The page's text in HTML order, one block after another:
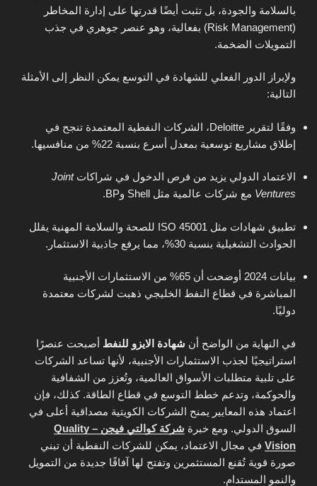
بالسلامة والجودة، بل تثبت أيضًا قدرتها على إدارة المخاطر
(Risk Management) بفعالية، وهو عنصر جوهري في جذب
التمويلات الضخمة.
ولإبراز الدور الفعلي للشهادة في التوسع يمكن النظر إلى الأمثلة
التالية:
وفقًا لتقرير Deloitte، الشركات النفطية المعتمدة تنجح في
إطلاق مشاريع توسعية بمعدل أسرع بنسبة 22% من منافسيها.
الاعتماد الدولي يزيد من فرص الدخول في شراكاتJoint
Ventures مع شركات عالمية مثل Shell وBP.
تطبيق شهادات مثل ISO 45001 للصحة والسلامة المهنية يقلل
الحوادث التشغيلية بنسبة 30%، مما يرفع جاذبية الاستثمار.
بيانات 2024 أوضحت أن 65% من الاستثمارات الأجنبية
المباشرة في قطاع النفط الخليجي ذهبت لشركات معتمدة
دوليًا.
في النهاية من الواضح أن شهادة الايزو للنفط أصبحت عنصرًا
استراتيجيًا لجذب الاستثمارات الأجنبية، لأنها تساعد الشركات
على تلبية متطلبات الأسواق العالمية، وتُعزز من الشفافية
والحوكمة، وتدعم خطط التوسع في قطاع الطاقة. كذلك، فإن
اعتماد هذه المعايير يمنح الشركات الكويتية مصداقية أعلى في
السوق الدولي. ومع خبرة
شركة كوالتي فيجن – Quality
Vision في مجال الاعتماد، يمكن للشركات النفطية أن تبني
صورة قوية تُقنع المستثمرين وتفتح لها آفاقًا جديدة من التمويل
والنمو المستدام.